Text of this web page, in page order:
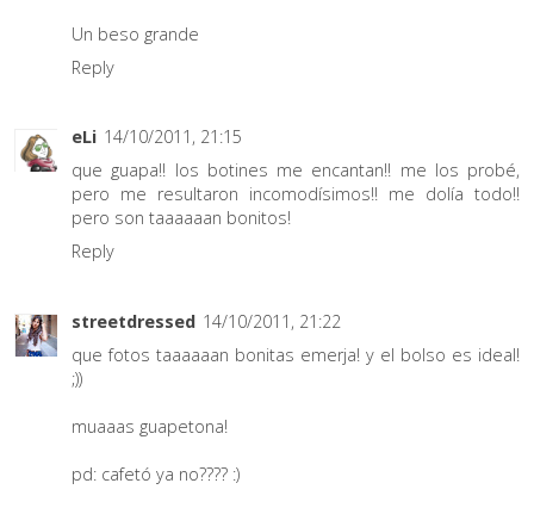
Un beso grande
Reply
eLi 14/10/2011, 21:15
que guapa!! los botines me encantan!! me los probé,
pero me resultaron incomodísimos!! me dolía todo!!
pero son taaaaaan bonitos!
Reply
streetdressed 14/10/2011, 21:22
que fotos taaaaaan bonitas emerja! y el bolso es ideal!
;))
muaaas guapetona!
pd: cafetó ya no???? :)